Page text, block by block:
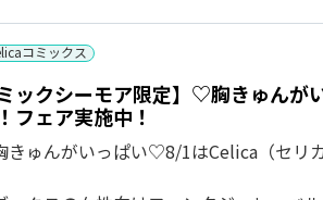
コミックス
ミックシーモア限定】♡胸きゅん
フェア実施中！
ゅんがいっぱい♡8/1はCelica（セリ